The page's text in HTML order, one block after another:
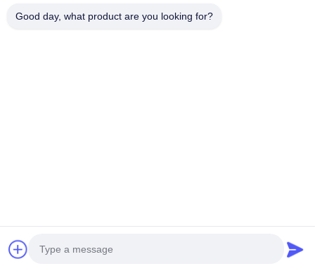
Good day, what product are you looking for?